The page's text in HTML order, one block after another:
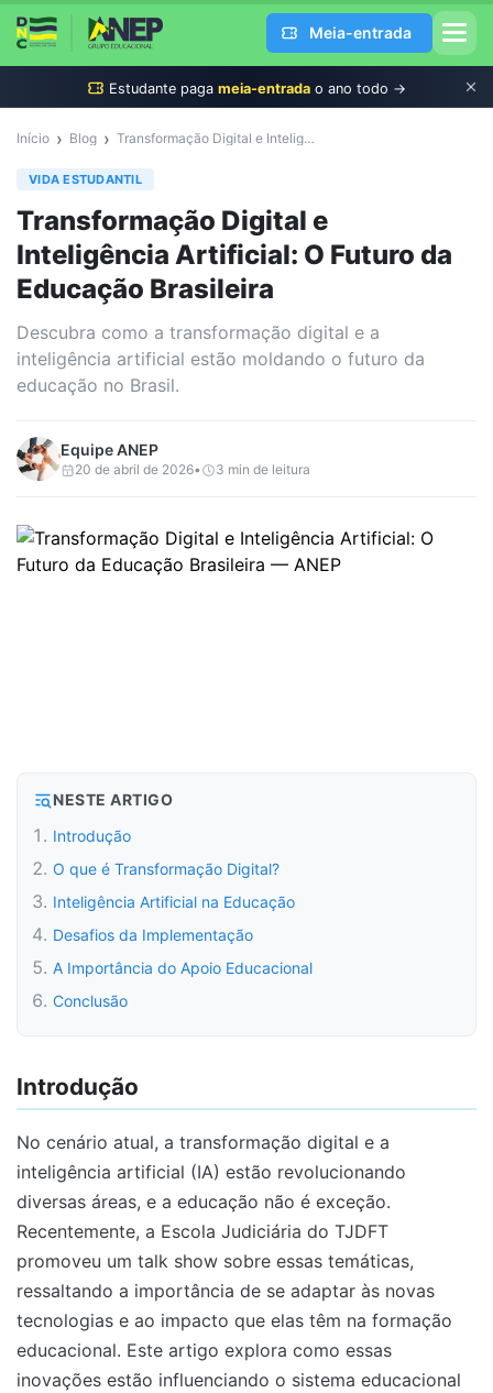
Meia-entrada
Estudante paga meia-entrada o ano todo →
Início › Blog › Transformação Digital e Inteligência Artificial: O Futuro da Educação Brasileira
VIDA ESTUDANTIL
Transformação Digital e
Inteligência Artificial: O Futuro da
Educação Brasileira
Descubra como a transformação digital e a
inteligência artificial estão moldando o futuro da
educação no Brasil.
EquipeANEP
20 de abril de 2026• 3 min de leitura
NESTE ARTIGO
Introdução
O que é Transformação Digital?
Inteligência Artificial na Educação
Desafios da Implementação
A Importância do Apoio Educacional
Conclusão
Introdução
No cenário atual, a transformação digital e a
inteligência artificial (IA) estão revolucionando
diversas áreas, e a educação não é exceção.
Recentemente, a Escola Judiciária do TJDFT
promoveu um talk show sobre essas temáticas,
ressaltando a importância de se adaptar às novas
tecnologias e ao impacto que elas têm na formação
educacional. Este artigo explora como essas
inovações estão influenciando o sistema educacional